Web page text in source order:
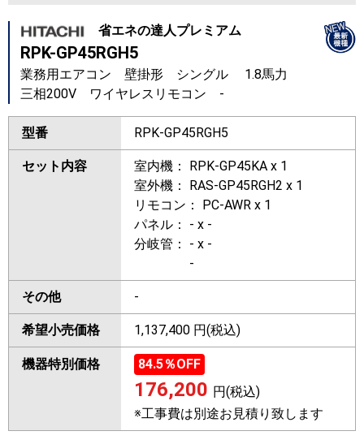
省エネの達人プレミアム
RPK-GP45RGH5
業務用エアコン 壁掛形 シングル 1.8馬力
三相200V ワイヤレスリモコン -
型番 RPK-GP45RGH5
セット内容
室内機： RPK-GP45KA x 1
室外機： RAS-GP45RGH2 x 1
リモコン： PC-AWR x 1
パネル： - x -
分岐管： - x -
-
その他 -
希望小売価格 1,137,400 円(税込)
機器特別価格 84.5％OFF
176,200 円(税込)
※工事費は別途お見積り致します